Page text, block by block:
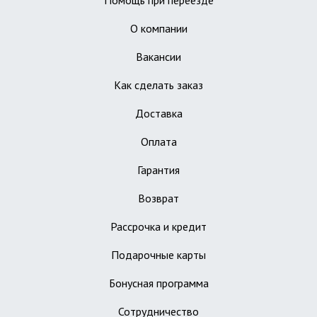
О компании
Вакансии
Как сделать заказ
Доставка
Оплата
Гарантия
Возврат
Рассрочка и кредит
Подарочные карты
Бонусная программа
Сотрудничество